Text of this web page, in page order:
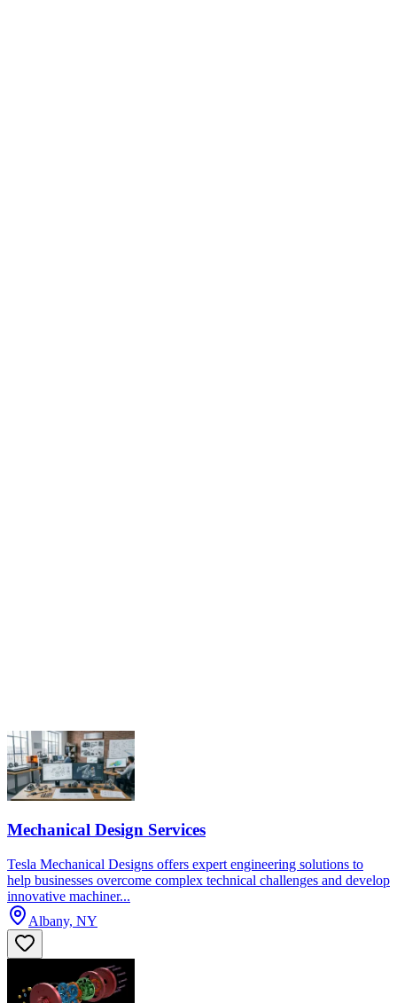
Mechanical Design Services
Tesla Mechanical Designs offers expert engineering solutions to
help businesses overcome complex technical challenges and develop
innovative machiner...
Albany, NY